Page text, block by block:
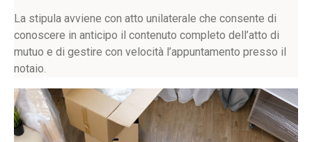
La stipula avviene con atto unilaterale che consente di
conoscere in anticipo il contenuto completo dell’atto di
mutuo e di gestire con velocità l’appuntamento presso il
notaio.